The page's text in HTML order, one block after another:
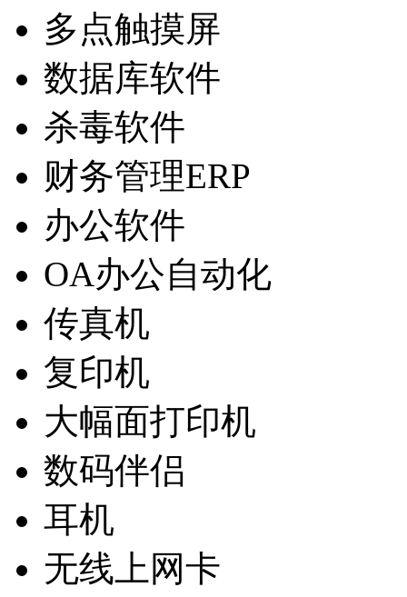
多点触摸屏
数据库软件
杀毒软件
财务管理ERP
办公软件
OA办公自动化
传真机
复印机
大幅面打印机
数码伴侣
耳机
无线上网卡